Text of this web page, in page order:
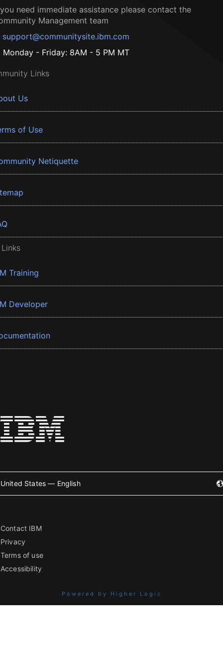
need immediate assistance please contact the
Management team
support@communitysite.ibm.com
Monday - Friday: 8AM - 5 PM MT
Links
Us
of Use
Netiquette
Training
Developer
United States — English
Contact IBM
Privacy
Terms of use
Accessibility
Powered by Higher Logic